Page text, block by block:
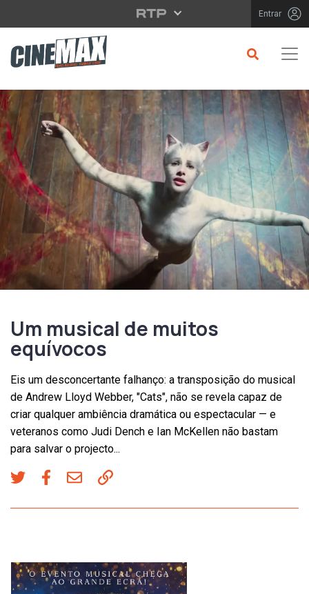
Saltar para o conteúdo principal Entrar
Um musical de muitos
equívocos
Eis um desconcertante falhanço: a transposição do musical
de Andrew Lloyd Webber, "Cats", não se revela capaz de
criar qualquer ambiência dramática ou espectacular — e
veteranos como Judi Dench e Ian McKellen não bastam
para salvar o projecto...